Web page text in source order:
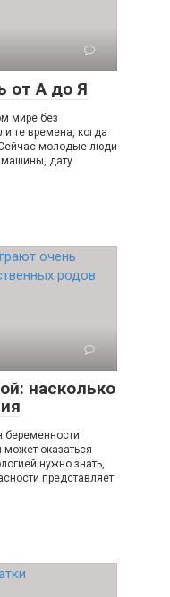
от А до Я
мире без
те времена, когда
молодые люди
машины, дату
насколько
может оказаться
нужно знать,
представляет